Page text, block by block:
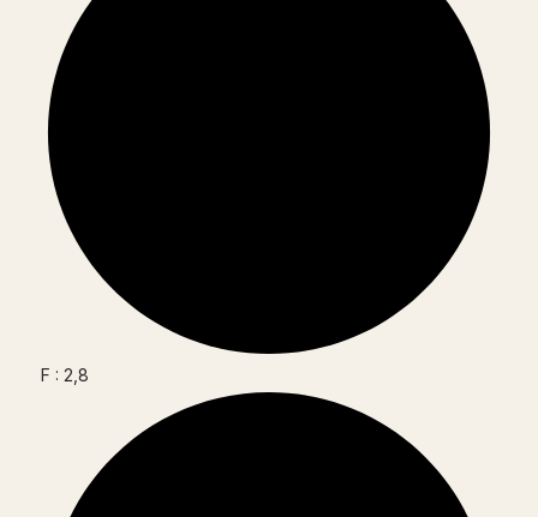
F : 2,8